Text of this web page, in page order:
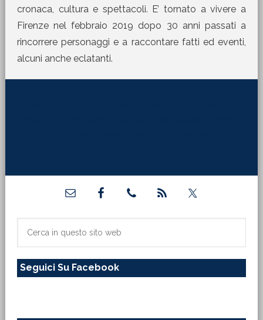
cronaca, cultura e spettacoli. E’ tornato a vivere a
Firenze nel febbraio 2019 dopo 30 anni passati a
rincorrere personaggi e a raccontare fatti ed eventi,
alcuni anche eclatanti.
primaria
sito
Seguici Su Facebook